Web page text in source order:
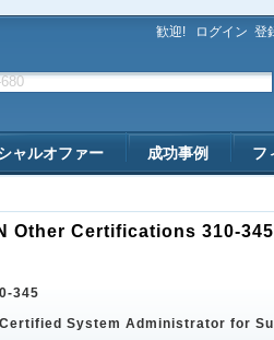
歓迎! ログイン 登
ャルオファー 成功事例 フ
Other Certifications 310-345
345
System Administrator for